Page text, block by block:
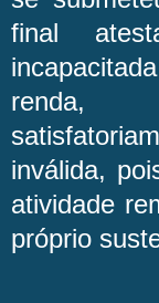
final
renda,
inválida,
atividade
próprio